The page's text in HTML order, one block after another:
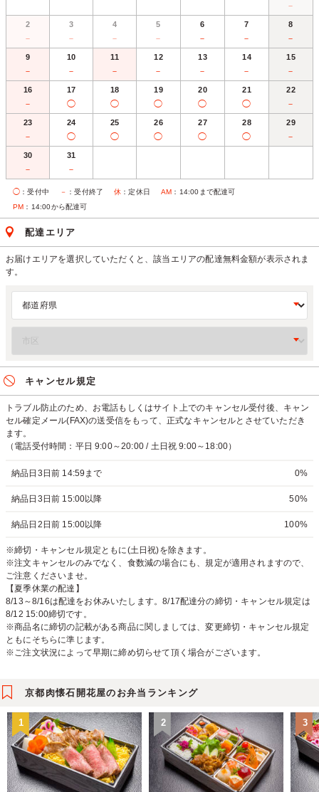
－
2
－
3
－
4
－
5
－
6
－
7
－
8
－
9
－
10
－
11
－
12
－
13
－
14
－
15
－
16
－
17
◯
18
◯
19
◯
20
◯
21
◯
22
－
23
－
24
◯
25
◯
26
◯
27
◯
28
◯
29
－
30
－
31
－
◯ ：受付中 － ：受付終了 休 ：定休日 AM ：14:00まで配達可
PM ：14:00から配達可
配達エリア
お届けエリアを選択していただくと、該当エリアの配達無料金額が表示されま
す。
キャンセル規定
トラブル防止のため、お電話もしくはサイト上でのキャンセル受付後、キャン
セル確定メール(FAX)の送受信をもって、正式なキャンセルとさせていただき
ます。
（電話受付時間：平日 9:00～20:00 / 土日祝 9:00～18:00）
納品日3日前 14:59まで 0%
納品日3日前 15:00以降 50%
納品日2日前 15:00以降 100%
※締切・キャンセル規定ともに(土日祝)を除きます。
※注文キャンセルのみでなく、食数減の場合にも、規定が適用されますので、
ご注意くださいませ。
【夏季休業の配達】
8/13～8/16は配達をお休みいたします。8/17配達分の締切・キャンセル規定は
8/12 15:00締切です。
※商品名に締切の記載がある商品に関しましては、変更締切・キャンセル規定
ともにそちらに準じます。
※ご注文状況によって早期に締め切らせて頂く場合がございます。
京都肉懐石開花屋のお弁当ランキング
1 2 3